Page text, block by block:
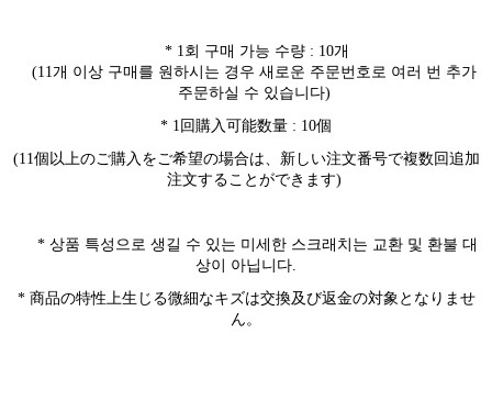
* 1회 구매 가능 수량 : 10개
(11개 이상 구매를 원하시는 경우 새로운 주문번호로 여러 번 추가
주문하실 수 있습니다)
* 1回購入可能数量 : 10個
(11個以上のご購入をご希望の場合は、新しい注文番号で複数回追加
注文することができます)
* 상품 특성으로 생길 수 있는 미세한 스크래치는 교환 및 환불 대
상이 아닙니다
* 商品の特性上生じる微細なキズは交換及び返金の対象となりませ
ん。